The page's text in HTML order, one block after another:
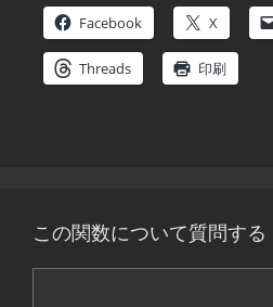
Facebook X
Threads 印刷
この関数について質問する